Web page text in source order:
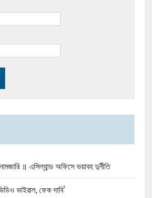
॥ এসিল্যান্ড অফিসে ভয়াবহ দুর্নীতি
ভাইরাল, ফেক দাবি’